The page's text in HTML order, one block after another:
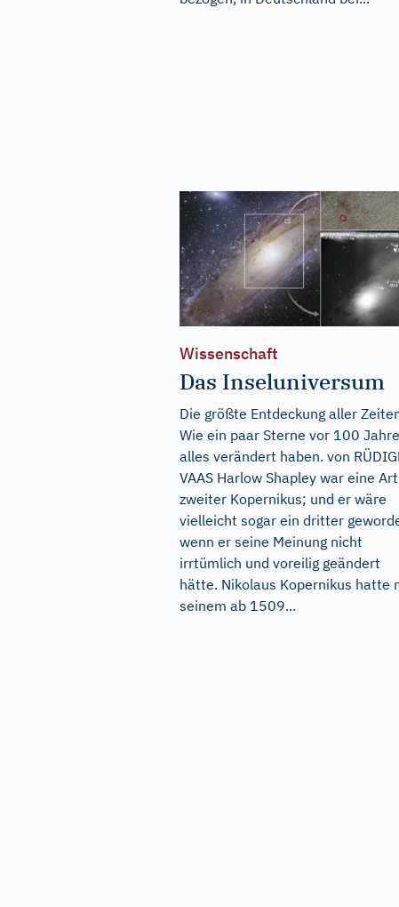
Wissenschaft
Das Inseluniversum
Die größte Entdeckung aller
Wie ein paar Sterne vor 100
alles verändert haben. von
VAAS Harlow Shapley war eine Art
zweiter Kopernikus; und er wäre
vielleicht sogar ein dritter
wenn er seine Meinung nicht
irrtümlich und voreilig geändert
hätte. Nikolaus Kopernikus hatte
seinem ab 1509...